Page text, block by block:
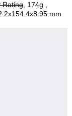
Rating, 174g
mm